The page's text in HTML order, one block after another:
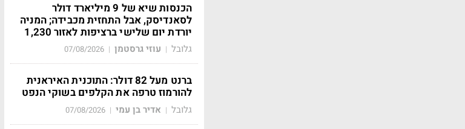
הכנסות שיא של 9 מיליארד דולר
לסאנדיסק, אבל התחזית מכבידה; המניה
יורדת יום שלישי ברציפות לאזור 1,230
גלובל | עוזי גרסטמן |
07/08/2026
ברנט מעל 82 דולר: התוכנית האיראנית
להורמוז טרפה את הקלפים בשוקי הנפט
גלובל | אדיר בן עמי |
07/08/2026